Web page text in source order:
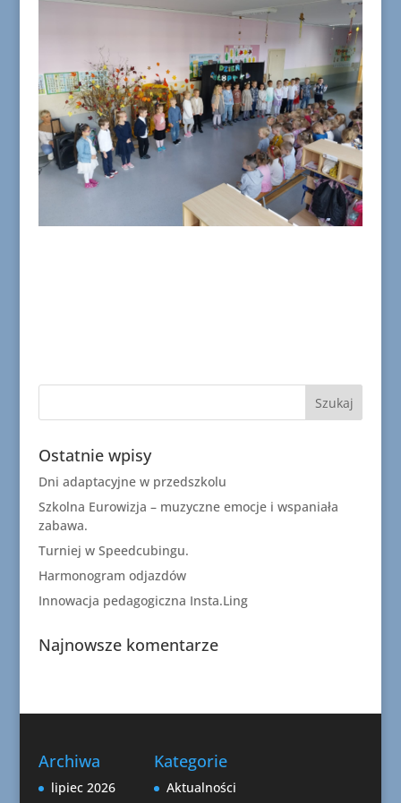
Ostatnie wpisy
Dni adaptacyjne w przedszkolu
Szkolna Eurowizja – muzyczne emocje i wspaniała
zabawa.
Turniej w Speedcubingu.
Harmonogram odjazdów
Innowacja pedagogiczna Insta.Ling
Najnowsze komentarze
Archiwa
lipiec 2026
Kategorie
Aktualności